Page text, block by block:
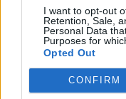
I want to opt-out
Retention, Sale,
Personal Data
Purposes for
Opted Out
CONFIRM
Προχωρήσαμε τη
φαινολών του
την κατάθεση
Διαπίστευσης
Επιμελητηρίου